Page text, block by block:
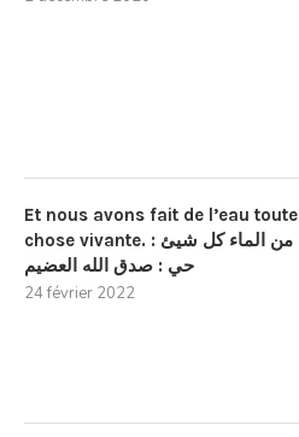
Et nous avons fait de l’eau toute
chose vivante. : وجعلنا من الماء كل شيئ
حي : صدق الله العضيم
24 février 2022